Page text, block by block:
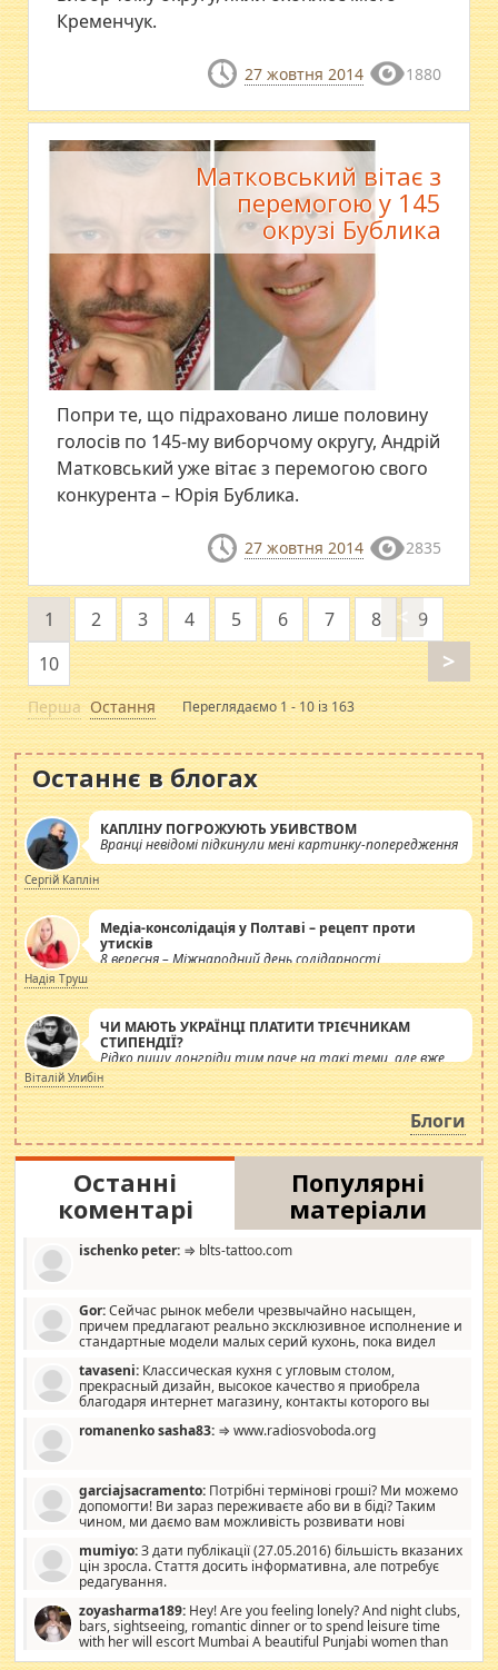
Кременчук.
27 жовтня 2014 1880
Матковський вітає з
перемогою у 145
окрузі Бублика
Попри те, що підраховано лише половину
голосів по 145-му виборчому округу, Андрій
Матковський уже вітає з перемогою свого
конкурента – Юрія Бублика.
27 жовтня 2014 2835
Перша
<
1 2 3 4 5 6 7 8
9
10
>
Остання Переглядаємо 1 - 10 із 163
Останнє в блогах
КАПЛІНУ ПОГРОЖУЮТЬ УБИВСТВОМ
Вранці невідомі підкинули мені картинку-попередження
Сергій Каплін
Медіа-консолідація у Полтаві – рецепт проти
утисків
8 вересня – Міжнародний день солідарності
журналістів.
Надія Труш
ЧИ МАЮТЬ УКРАЇНЦІ ПЛАТИТИ ТРІЄЧНИКАМ
СТИПЕНДІЇ?
Рідко пишу лонгріди тим паче на такі теми, але вже
просто дістало! Обурюють сьогоднішні інсенуації
навколо стипендіального питання. Штучно
роздувається ще одна соціальна катастрофа.
Віталій Улибін
Блоги
Останні
коментарі
Популярні
матеріали
ischenko peter: ⇒ blts-tattoo.com
Gor:Сейчас рынок мебели чрезвычайно насыщен,
причем предлагают реально эксклюзивное исполнение и
стандартные модели малых серий кухонь, пока видел
стандартные формы, в MebelOk, креативненько и что главное -
со вкусом все в порядке, без ненужных наворотов удорожающих
мебель, а это не последний фактор.
tavaseni: Классическая кухня с угловым столом,
прекрасный дизайн, высокое качество я приобрела
благодаря интернет магазину, контакты которого вы
romanenko sasha83: ⇒ www.radiosvoboda.org
garciajsacramento: Потрібні термінові гроші? Ми можемо
допомогти! Ви зараз переживаєте або ви в біді? Таким
чином, ми даємо вам можливість розвивати нові
допомагати людям, які намагаються дати їм шанс. Кожен
заслуговує на другий шанс, і, оскільки влада не зможе, вони
повинні приймати від інших. Для нас нема багато суми, і зрілість
витрат, а тільки узгоджених сум і нічого іншого. Не чекайте і не
коментуйте цей пост. Введіть суму, яку ви хочете подати, і ми
зв'яжемося з вами з усіма варіантами. зв'яжіться з нами
сьогодні на garciajsacramento@gmail.com Вам потрібні термінові
mumiyo:З дати публікації (27.05.2016) більшість вказаних
цін зросла. Стаття досить інформативна, але потребує
редагування.
zoyasharma189: Hey! Are you feeling lonely? And night clubs,
bars, sightseeing, romantic dinner or to spend leisure time
with her will escort Mumbai A beautiful Punjabi women than
sexy escort companion in arms that you guys feel like 5 star luxury